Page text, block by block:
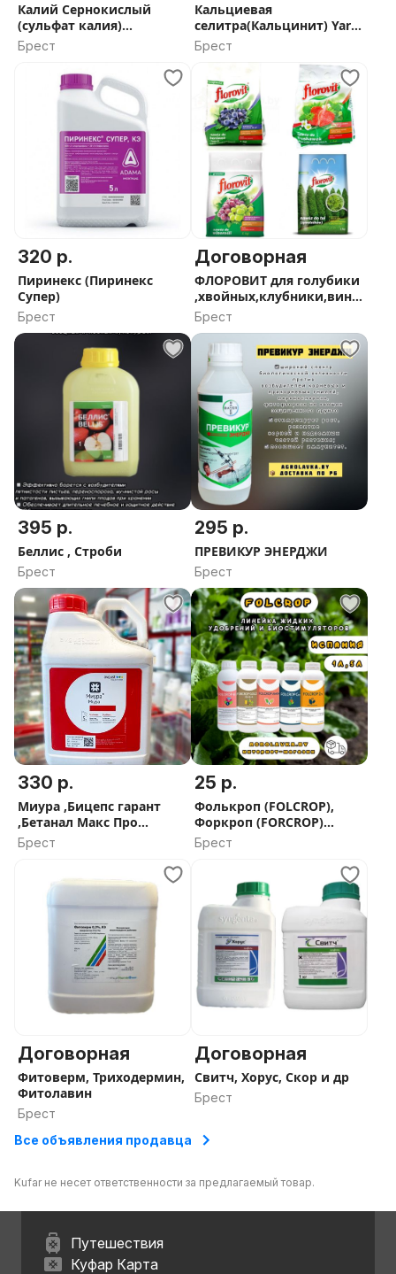
Калий Сернокислый
(сульфат калия)
гранулированный, 35кг
Брест
Кальциевая
селитра(Кальцинит) Yara
Tera,25 кг
Брест
320 р.
Пиринекс (Пиринекс
Супер)
Брест
Договорная
ФЛОРОВИТ для голубики
,хвойных,клубники,вино
града 1,3,5,10кг
Брест
395 р.
Беллис , Строби
Брест
295 р.
ПРЕВИКУР ЭНЕРДЖИ
Брест
330 р.
Миура ,Бицепс гарант
,Бетанал Макс Про
гербицид
Брест
25 р.
Фолькроп (FOLCROP),
Форкроп (FORCROP)
удобрения и
биостимуляторы
Брест
Договорная
Фитоверм, Триходермин,
Фитолавин
Брест
Договорная
Свитч, Хорус, Скор и др
Брест
Все объявления продавца
Kufar не несет ответственности за предлагаемый товар.
Путешествия
Куфар Карта